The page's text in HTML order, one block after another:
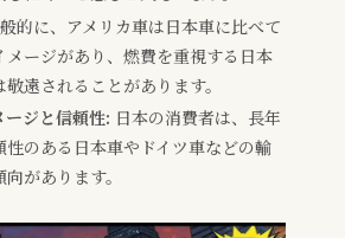
的に、アメリカ車は日本車に比べて
メージがあり、燃費を重視する日本
遠されることがあります。
ージと信頼性: 日本の消費者は、長年
性のある日本車やドイツ車などの輸
があります。